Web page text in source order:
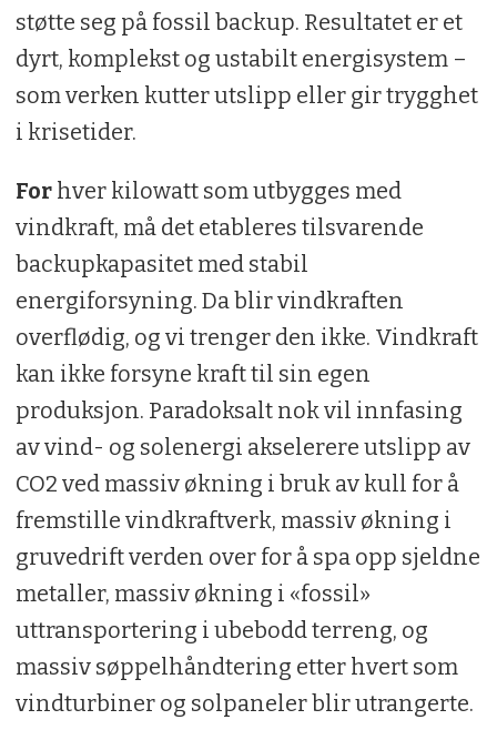
støtte seg på fossil backup. Resultatet er et
dyrt, komplekst og ustabilt energisystem –
som verken kutter utslipp eller gir trygghet
i krisetider.
Forhver kilowatt som utbygges med
vindkraft, må det etableres tilsvarende
backupkapasitet med stabil
energiforsyning. Da blir vindkraften
overflødig, og vi trenger den ikke. Vindkraft
kan ikke forsyne kraft til sin egen
produksjon. Paradoksalt nok vil innfasing
av vind- og solenergi akselerere utslipp av
CO2 ved massiv økning i bruk av kull for å
fremstille vindkraftverk, massiv økning i
gruvedrift verden over for å spa opp sjeldne
metaller, massiv økning i «fossil»
uttransportering i ubebodd terreng, og
massiv søppelhåndtering etter hvert som
vindturbiner og solpaneler blir utrangerte.